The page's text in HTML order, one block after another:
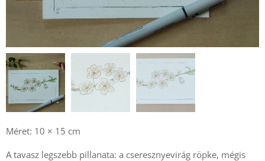
Méret: 10 × 15 cm
A tavasz legszebb pillanata: a cseresznyevirág röpke, mégis